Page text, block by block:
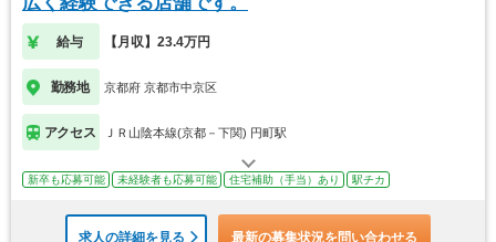
給与 【月収】23.4万円
勤務地 京都府 京都市中京区
アクセス ＪＲ山陰本線(京都－下関) 円町駅
新卒も応募可能 未経験者も応募可能 住宅補助（手当）あり 駅チカ
求人の詳細を見る 最新の募集状況を問い合わせる